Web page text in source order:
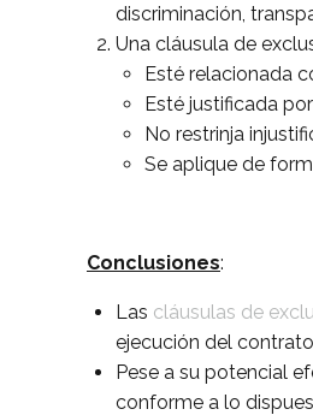
discriminación,
Una cláusula de
Esté relacionada
Esté justificada
No restrinja
Se aplique de
Conclusiones:
Las cláusulas de
ejecución del
Pese a su potencial
conforme a lo